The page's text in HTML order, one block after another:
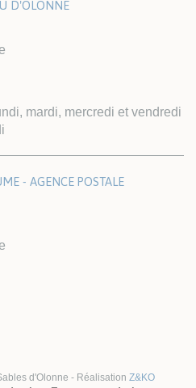
D'OLONNE
mardi, mercredi et vendredi
- AGENCE POSTALE
d'Olonne - Réalisation Z&KO